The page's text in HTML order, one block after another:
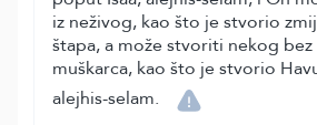
iz neživog, kao što je stvorio
štapa, a može stvoriti nekog
muškarca, kao što je stvorio
alejhis-selam.